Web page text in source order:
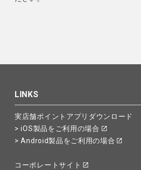
LINKS
実店舗ポイントアプリダウンロード
> iOS製品をご利用の場合
> Android製品をご利用の場合
コーポレートサイト